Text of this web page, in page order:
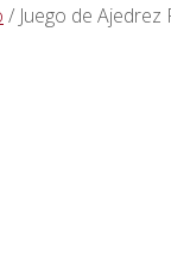
/ Juego de Ajedrez